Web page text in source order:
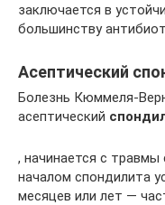
заключается в
большинству
Асептический
Болезнь Кюммеля-
асептический
, начинается с
началом спондилита
месяцев или лет —